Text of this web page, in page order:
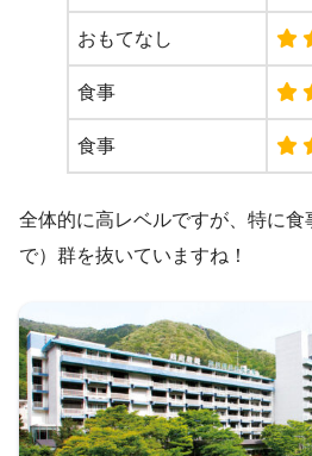
おもてなし
食事
食事
全体的に高レベルですが、特に
で）群を抜いていますね！